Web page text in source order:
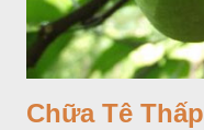
Chữa Tê